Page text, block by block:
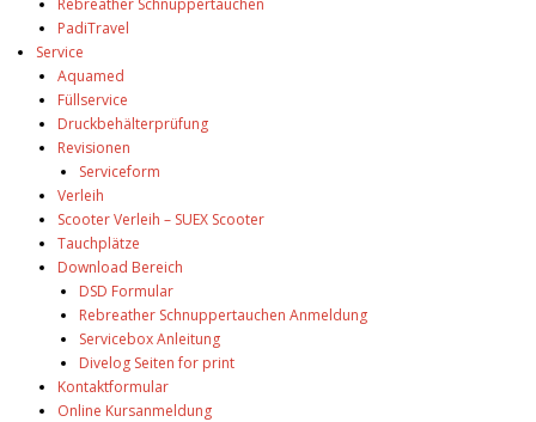
Rebreather Schnuppertauchen
PadiTravel
Service
Aquamed
Füllservice
Druckbehälterprüfung
Revisionen
Serviceform
Verleih
Scooter Verleih – SUEX Scooter
Tauchplätze
Download Bereich
DSD Formular
Rebreather Schnuppertauchen Anmeldung
Servicebox Anleitung
Divelog Seiten for print
Kontaktformular
Online Kursanmeldung